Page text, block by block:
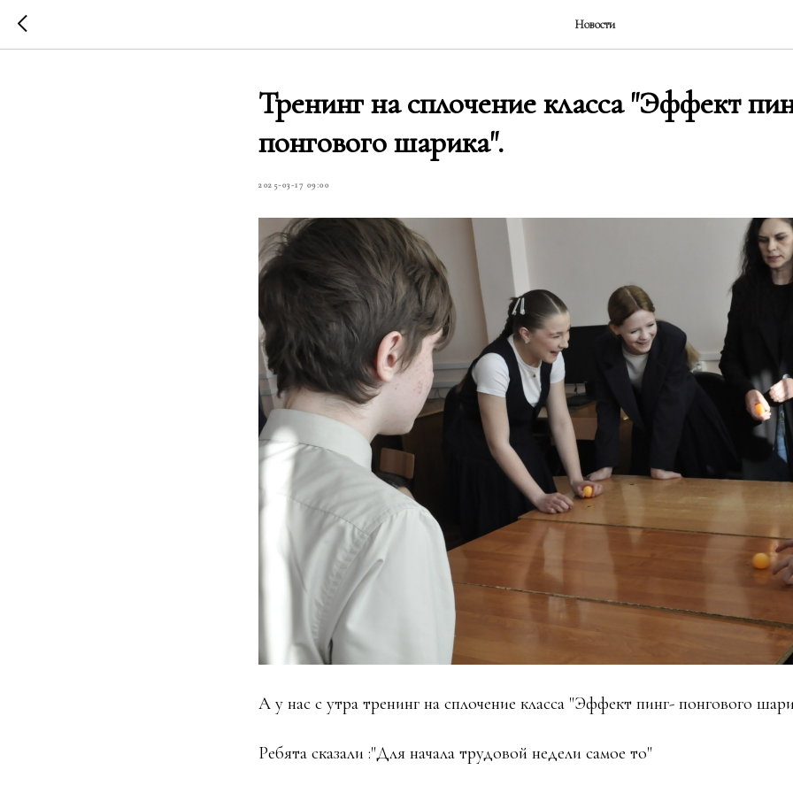
Новости
Тренинг на сплочение класса "Эффект
понгового шарика".
2025-03-17 09:00
А у нас с утра тренинг на сплочение класса "Эффект пинг- понгового
Ребята сказали :"Для начала трудовой недели самое то"